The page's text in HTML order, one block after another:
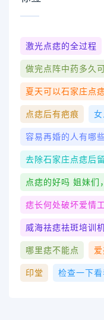
激光点痣的全过程
做完点阵中药多久
夏天可以石家庄点
点痣后有疤痕
容易再婚的人有哪
去除石家庄点痣后
点痣的好吗 姐妹们
痣长何处破坏爱情
威海祛痣祛斑培训
哪里痣不能点
印堂 检查一下